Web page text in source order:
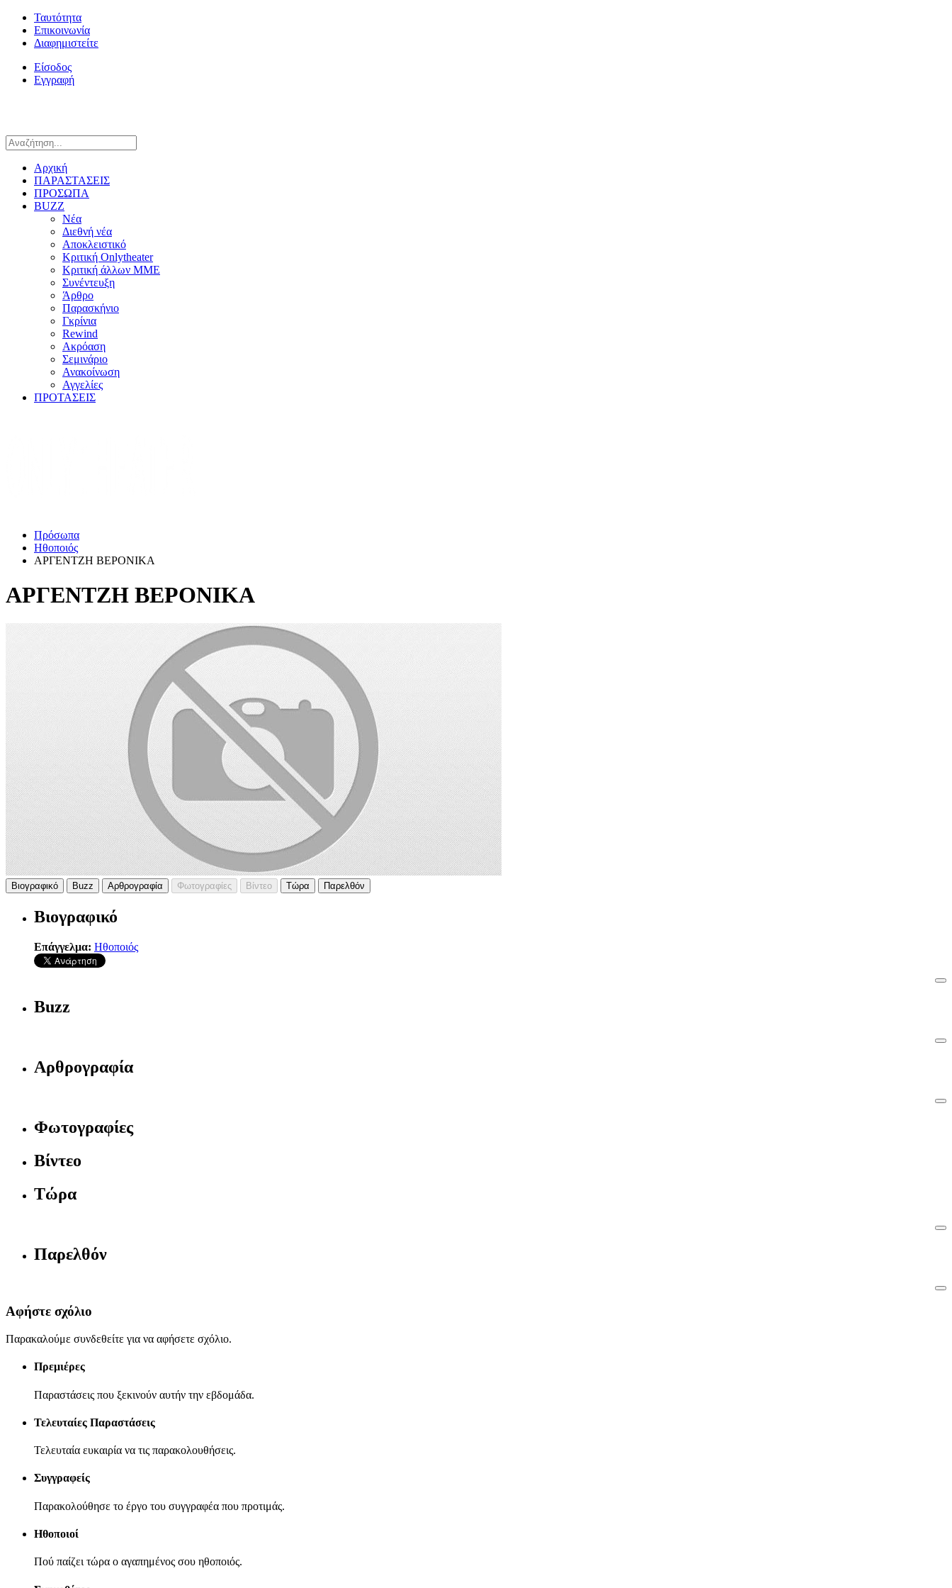
Ταυτότητα
Επικοινωνία
Διαφημιστείτε
Είσοδος
Εγγραφή
Αρχική
ΠΑΡΑΣΤΑΣΕΙΣ
ΠΡΟΣΩΠΑ
BUZZ
Νέα
Διεθνή νέα
Αποκλειστικό
Κριτική Onlytheater
Κριτική άλλων ΜΜΕ
Συνέντευξη
Άρθρο
Παρασκήνιο
Γκρίνια
Rewind
Ακρόαση
Σεμινάριο
Ανακοίνωση
Αγγελίες
ΠΡΟΤΑΣΕΙΣ
Πρόσωπα
Ηθοποιός
ΑΡΓΕΝΤΖΗ ΒΕΡΟΝΙΚΑ
ΑΡΓΕΝΤΖΗ ΒΕΡΟΝΙΚΑ
Βιογραφικό Buzz Αρθρογραφία Φωτογραφίες Βίντεο Τώρα Παρελθόν
Βιογραφικό
Επάγγελμα: Ηθοποιός
Buzz
Αρθρογραφία
Φωτογραφίες
Βίντεο
Τώρα
Παρελθόν
Αφήστε σχόλιο
Παρακαλούμε συνδεθείτε για να αφήσετε σχόλιο.
Πρεμιέρες
Παραστάσεις που ξεκινούν αυτήν την εβδομάδα.
Τελευταίες Παραστάσεις
Τελευταία ευκαιρία να τις παρακολουθήσεις.
Συγγραφείς
Παρακολούθησε το έργο του συγγραφέα που προτιμάς.
Ηθοποιοί
Πού παίζει τώρα ο αγαπημένος σου ηθοποιός.